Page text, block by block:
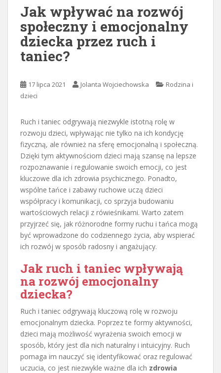
Jak wpływać na rozwój
społeczny i emocjonalny
dziecka przez ruch i
taniec?
17 lipca 2021 Jolanta Wojciechowska
Rodzina i
dzieci
Ruch i taniec odgrywają niezwykle istotną rolę w
rozwoju dzieci, wpływając nie tylko na ich kondycję
fizyczną, ale również na sferę emocjonalną i społeczną.
Dzięki tym aktywnościom dzieci mają szansę na lepsze
rozpoznawanie i regulowanie swoich emocji, co jest
kluczowe dla ich zdrowia psychicznego. Ponadto,
wspólne tańce i zabawy ruchowe uczą dzieci
współpracy i komunikacji, co sprzyja budowaniu
wartościowych relacji z rówieśnikami. Warto zatem
przyjrzeć się, jak różnorodne formy ruchu i tańca mogą
być wprowadzone do codziennego życia, aby wspierać
ich rozwój w sposób radosny i angażujący.
Jak ruch i taniec wpływają
na rozwój emocjonalny
dziecka?
Ruch i taniec odgrywają kluczową rolę w rozwoju
emocjonalnym dziecka. Poprzez te formy aktywności,
dzieci mają możliwość wyrażenia swoich emocji w
sposób, który jest dla nich naturalny i intuicyjny. Ruch
pomaga im nauczyć się identyfikować oraz regulować
uczucia, co jest niezwykle ważne dla ich zdrowia